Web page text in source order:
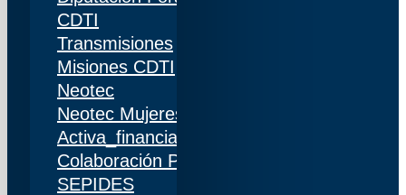
CDTI
Transmisiones
Misiones CDTI
Neotec
Neotec Mujeres
Activa_financiación (IDI)
Colaboración Público-Privada (CPP)
SEPIDES